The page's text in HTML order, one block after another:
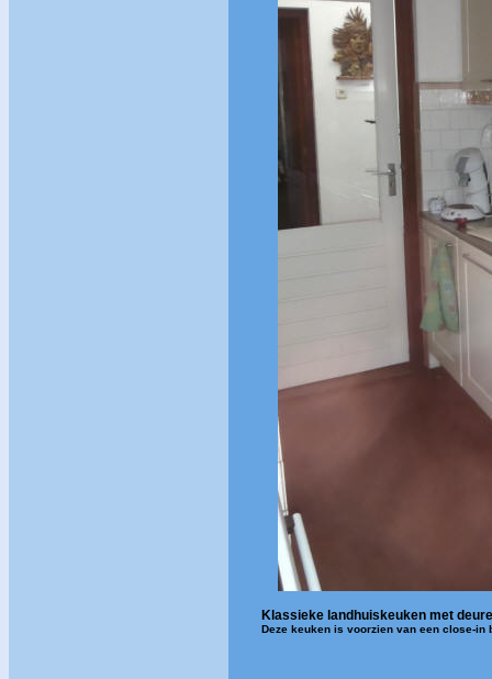
Klassieke landhuiskeuken met
Deze keuken is voorzien van een close-